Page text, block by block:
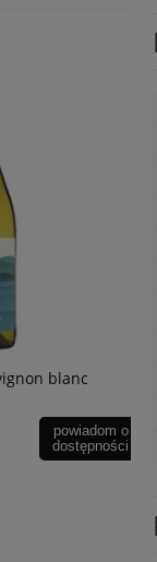
blanc
powiadom o
dostępności